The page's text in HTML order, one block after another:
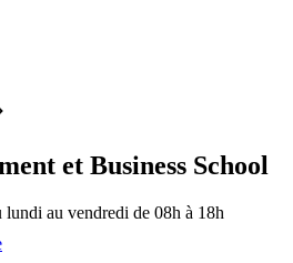
et Business School
lundi au vendredi de 08h à 18h